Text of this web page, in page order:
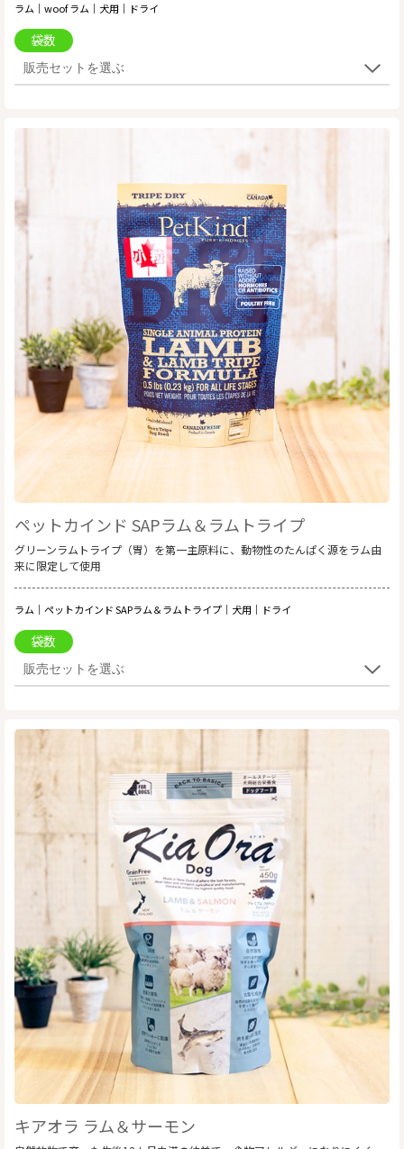
ラム｜woof ラム｜犬用｜ドライ
袋数
ペットカインド SAPラム＆ラムトライプ
グリーンラムトライプ（胃）を第一主原料に、動物性のたんぱく源をラム由
来に限定して使用
ラム｜ペットカインド SAPラム＆ラムトライプ｜犬用｜ドライ
袋数
キアオラ ラム＆サーモン